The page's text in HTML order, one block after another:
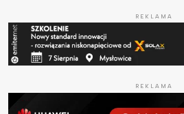
REKLAMA
REKLAMA